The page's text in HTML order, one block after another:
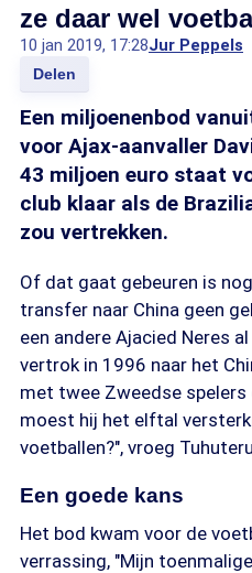
ze daar wel
10 jan 2019, 17:28Jur Peppels
Delen
Een miljoenenbod
voor Ajax-aanvaller
43 miljoen euro staat
club klaar als de
zou vertrekken.
Of dat gaat gebeuren is
transfer naar China geen
een andere Ajacied Neres
vertrok in 1996 naar het
met twee Zweedse spelers
moest hij het elftal
voetballen?", vroeg
Een goede kans
Het bod kwam voor de
verrassing, "Mijn